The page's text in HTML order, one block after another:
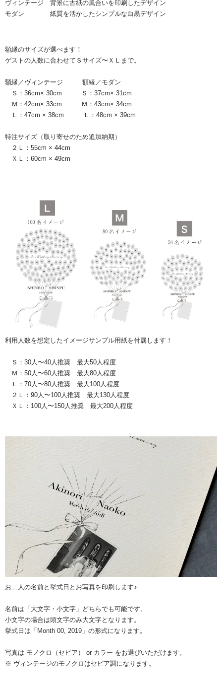
ヴィンテージ 背景に古紙の風合いを印刷したデザイン
モダン 紙質を活かしたシンプルな白黒デザイン
額縁のサイズが選べます！
ゲストの人数に合わせてＳサイズ〜ＸＬまで。
額縁／ヴィンテージ 額縁／モダン
Ｓ：36cm× 30cm Ｓ：37cm× 31cm
Ｍ：42cm× 33cm Ｍ：43cm× 34cm
Ｌ：47cm × 38cm Ｌ：48cm × 39cm
特注サイズ（取り寄せのため追加納期）
２Ｌ：55cm × 44cm
ＸＬ：60cm × 49cm
利用人数を想定したイメージサンプル用紙を付属します！
Ｓ：30人〜40人推奨 最大50人程度
Ｍ：50人〜60人推奨 最大80人程度
Ｌ：70人〜80人推奨 最大100人程度
２Ｌ：90人〜100人推奨 最大130人程度
ＸＬ：100人〜150人推奨 最大200人程度
お二人の名前と挙式日とお写真を印刷します♪
名前は「大文字・小文字」どちらでも可能です。
小文字の場合は頭文字のみ大文字となります。
挙式日は「Month 00, 2019」の形式になります。
写真は モノクロ（セピア） or カラー をお選びいただけます。
※ ヴィンテージのモノクロはセピア調になります。